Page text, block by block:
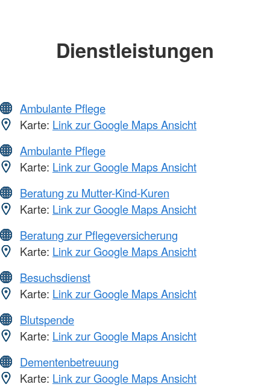
Dienstleistungen
Ambulante Pflege
Karte: Link zur Google Maps Ansicht
Ambulante Pflege
Karte: Link zur Google Maps Ansicht
Beratung zu Mutter-Kind-Kuren
Karte: Link zur Google Maps Ansicht
Beratung zur Pflegeversicherung
Karte: Link zur Google Maps Ansicht
Besuchsdienst
Karte: Link zur Google Maps Ansicht
Blutspende
Karte: Link zur Google Maps Ansicht
Dementenbetreuung
Karte: Link zur Google Maps Ansicht